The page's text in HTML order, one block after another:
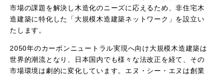
市場の課題を解決し木造化のニーズに応えるため、非住宅木
造建築に特化した「大規模木造建築ネットワーク」を設立い
たします。
2050年のカーボンニュートラル実現へ向け大規模木造建築は
世界的潮流となり、日本国内でも様々な法改正を経て、その
市場環境は劇的に変化しています。エヌ・シー・エヌは創業